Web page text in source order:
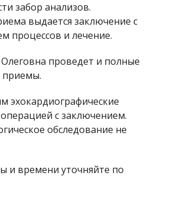
забор анализов.
выдается заключение с
процессов и лечение.
проведет и полные
приемы.
эхокардиографические
с заключением.
обследование не
и времени уточняйте по